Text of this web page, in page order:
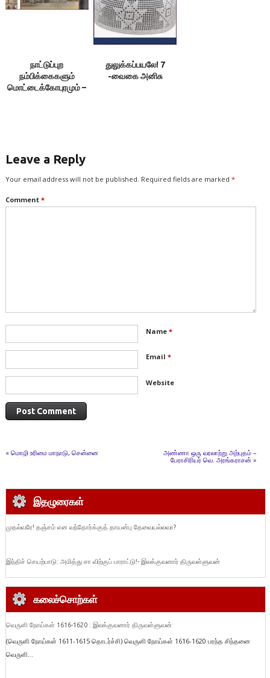
நாட்டுப்புற
நம்பிக்கைகளும்
மொட்டைக்கோபுரமும் –
துலுக்கப்பயலே! 7
-வைகை அனிசு
Leave a Reply
Your email address will not be published. Required fields are marked *
Comment *
Name *
Email *
Website
« மொழி உரிமை மாநாடு, சென்னை
அண்ணா ஒரு வரலாற்று அற்புதம் –
பேராசிரியர் வெ. அரங்கராசன் »
இதழுரைகள்
முதல்வரே! தஞ்சம் என வந்தோர்க்குத் தாயன்பு தேவையல்லவா?
இந்திச் செயற்பாடு: அமித்து சா விற்குப் பாராட்டு!- இலக்குவனார் திருவள்ளுவன்
கலைச்சொற்கள்
வெருளி நோய்கள் 1616-1620 : இலக்குவனார் திருவள்ளுவன்
(வெருளி நோய்கள் 1611-1615 தொடர்ச்சி) வெருளி நோய்கள் 1616-1620 பரந்த சிந்தனை
வெருளி...